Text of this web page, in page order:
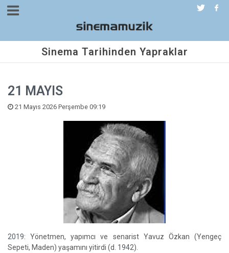
Sinema Tarihinden Yapraklar
21 MAYIS
21 Mayıs 2026 Perşembe 09:19
2019: Yönetmen, yapımcı ve senarist Yavuz Özkan (Yengeç
Sepeti, Maden) yaşamını yitirdi (d. 1942).